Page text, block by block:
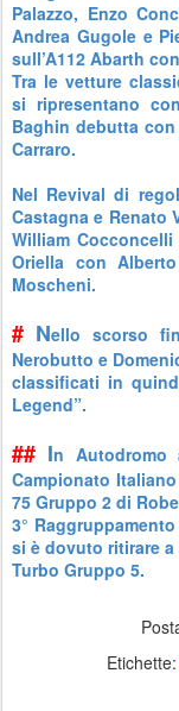
Palazzo, Enzo
Andrea Gugole e
sull’A112 Abarth
Tra le vetture
si ripresentano
Baghin debutta
Carraro.
Nel Revival di
Castagna e Renato
William
Oriella con
Moscheni.
# Nello scorso
Nerobutto e
classificati in
Legend”.
## In
Campionato
75 Gruppo 2 di
3°
si è dovuto ritirare
Turbo Gruppo 5.
Etichette: